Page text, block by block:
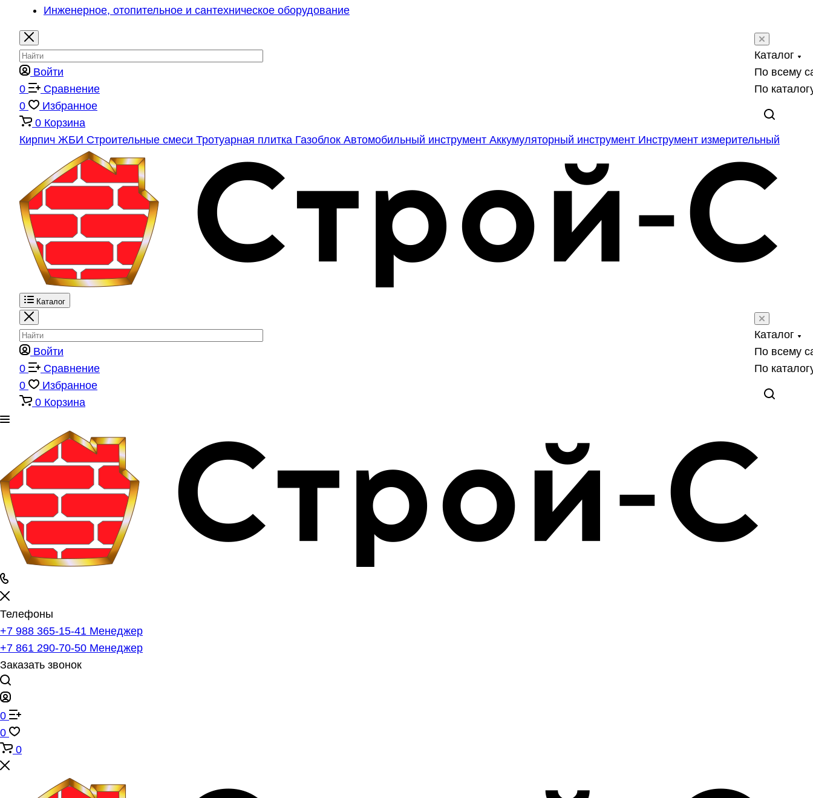
Инженерное, отопительное и сантехническое оборудование
Каталог
По всему
По
Войти
0
Сравнение
0
Избранное
0 Корзина
Кирпич ЖБИ Строительные смеси Тротуарная плитка Газоблок Автомобильный инструмент Аккумуляторный инструмент Инструмент измерительный
Каталог
Каталог
По всему
По
Войти
0
Сравнение
0
Избранное
0 Корзина
Телефоны
+7 988 365-15-41 Менеджер
+7 861 290-70-50 Менеджер
Заказать звонок
0
0
0